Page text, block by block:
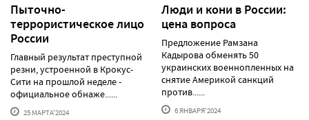
Пыточно-
террористическое лицо
России
Главный результат преступной
резни, устроенной в Крокус-
Сити на прошлой неделе -
официальное обнаже......
25 МАРТА'2024
Люди и кони в России:
цена вопроса
Предложение Рамзана
Кадырова обменять 50
украинских военнопленных на
снятие Америкой санкций
против......
6 ЯНВАРЯ'2024